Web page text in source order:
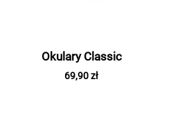
Okulary Classic
69,90 zł